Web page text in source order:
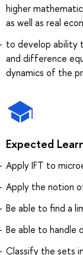
higher
as well as real
to develop ability
and difference
dynamics of the
Expected
Apply IFT to
Apply the notion
Be able to find a
Be able to handle
Classify the sets